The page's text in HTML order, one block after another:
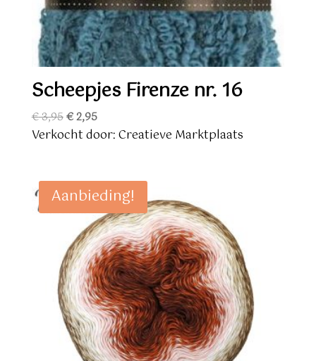
Scheepjes Firenze nr. 16
€3,95Oorspronkelijke
prijs
€2,95Huidige
prijs
Verkocht door: Creatieve Marktplaats
Aanbieding!